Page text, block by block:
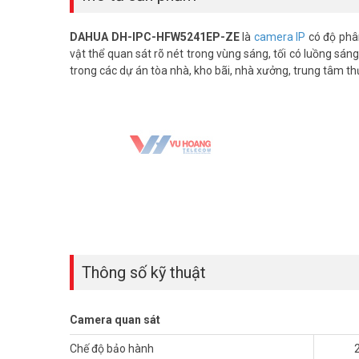
DAHUA DH-IPC-HFW5241EP-ZElà camera IP có độ
vật thể quan sát rõ nét trong vùng sáng, tối có luồng
trong các dự án tòa nhà, kho bãi, nhà xưởng, trung tâm
Thông số kỹ thuật
Camera quan sát
Chế độ bảo hành